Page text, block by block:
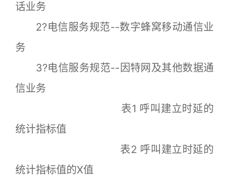
话业务
2?电信服务规范--数字蜂窝移动通信业
务
3?电信服务规范--因特网及其他数据通
信业务
表1 呼叫建立时延的
统计指标值
表2 呼叫建立时延的
统计指标值的X值